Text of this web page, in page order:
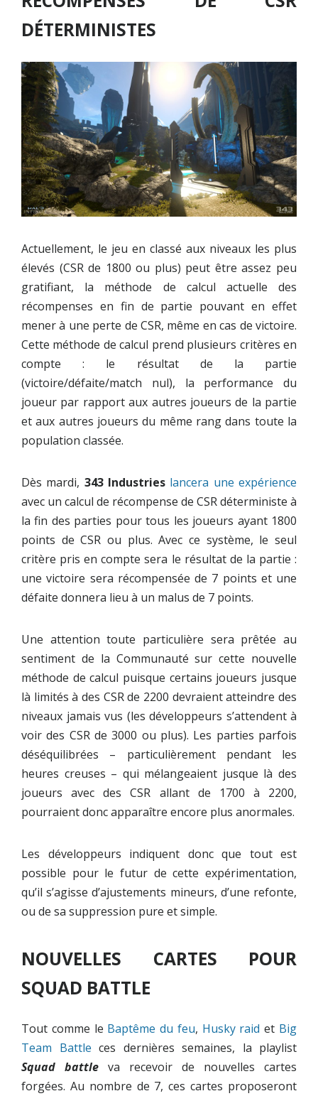
DÉTERMINISTES
Actuellement, le jeu en classé aux niveaux les plus
élevés (CSR de 1800 ou plus) peut être assez peu
gratifiant, la méthode de calcul actuelle des
récompenses en fin de partie pouvant en effet
mener à une perte de CSR, même en cas de victoire.
Cette méthode de calcul prend plusieurs critères en
compte : le résultat de la partie
(victoire/défaite/match nul), la performance du
joueur par rapport aux autres joueurs de la partie
et aux autres joueurs du même rang dans toute la
population classée.
Dès mardi, 343 Industries lancera une expérience
avec un calcul de récompense de CSR déterministe à
la fin des parties pour tous les joueurs ayant 1800
points de CSR ou plus. Avec ce système, le seul
critère pris en compte sera le résultat de la partie :
une victoire sera récompensée de 7 points et une
défaite donnera lieu à un malus de 7 points.
Une attention toute particulière sera prêtée au
sentiment de la Communauté sur cette nouvelle
méthode de calcul puisque certains joueurs jusque
là limités à des CSR de 2200 devraient atteindre des
niveaux jamais vus (les développeurs s’attendent à
voir des CSR de 3000 ou plus). Les parties parfois
déséquilibrées – particulièrement pendant les
heures creuses – qui mélangeaient jusque là des
joueurs avec des CSR allant de 1700 à 2200,
pourraient donc apparaître encore plus anormales.
Les développeurs indiquent donc que tout est
possible pour le futur de cette expérimentation,
qu’il s’agisse d’ajustements mineurs, d’une refonte,
ou de sa suppression pure et simple.
NOUVELLES CARTES POUR
SQUAD BATTLE
Tout comme le Baptême du feu, Husky raid et Big
Team Battle ces dernières semaines, la playlist
Squad battle va recevoir de nouvelles cartes
forgées. Au nombre de 7, ces cartes proposeront